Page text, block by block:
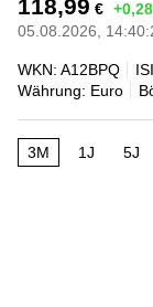
118,99 €
05.08.2026,
WKN: A12BPQ
Währung: Euro
3M 1J 5J